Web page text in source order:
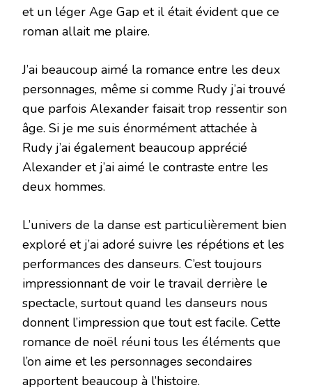
et un léger Age Gap et il était évident que ce
roman allait me plaire.
J’ai beaucoup aimé la romance entre les deux
personnages, même si comme Rudy j’ai trouvé
que parfois Alexander faisait trop ressentir son
âge. Si je me suis énormément attachée à
Rudy j’ai également beaucoup apprécié
Alexander et j’ai aimé le contraste entre les
deux hommes.
L’univers de la danse est particulièrement bien
exploré et j’ai adoré suivre les répétions et les
performances des danseurs. C’est toujours
impressionnant de voir le travail derrière le
spectacle, surtout quand les danseurs nous
donnent l’impression que tout est facile. Cette
romance de noël réuni tous les éléments que
l’on aime et les personnages secondaires
apportent beaucoup à l’histoire.